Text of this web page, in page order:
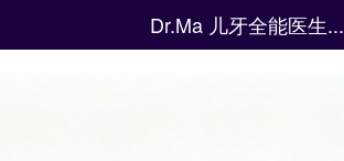
Dr.Ma 儿牙全能医生...